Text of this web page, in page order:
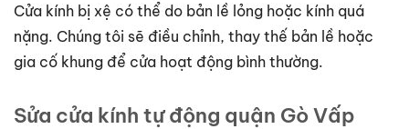
Cửa kính bị xệ có thể do bản lề lỏng hoặc kính quá
nặng. Chúng tôi sẽ điều chỉnh, thay thế bản lề hoặc
gia cố khung để cửa hoạt động bình thường.
Sửa cửa kính tự động quận Gò Vấp